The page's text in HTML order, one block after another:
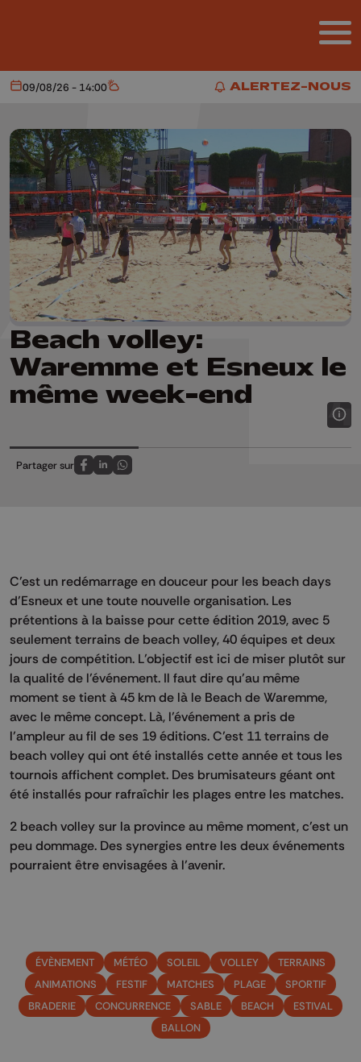
ALERTEZ-NOUS
ALERTEZ-NOUS
Aujourd'hui
09/08/26 - 14:00 Météo
Beach volley:
Waremme et Esneux le
même week-end
Partager sur
Partagez sur FaceBook
Partagez sur LinkedIn
Partagez sur Whatsapp
C’est un redémarrage en douceur pour les beach days
d’Esneux et une toute nouvelle organisation. Les
prétentions à la baisse pour cette édition 2019, avec 5
seulement terrains de beach volley, 40 équipes et deux
jours de compétition. L’objectif est ici de miser plutôt sur
la qualité de l’événement. Il faut dire qu’au même
moment se tient à 45 km de là le Beach de Waremme,
avec le même concept. Là, l’événement a pris de
l’ampleur au fil de ses 19 éditions. C’est 11 terrains de
beach volley qui ont été installés cette année et tous les
tournois affichent complet. Des brumisateurs géant ont
été installés pour rafraîchir les plages entre les matches.
2 beach volley sur la province au même moment, c’est un
peu dommage. Des synergies entre les deux événements
pourraient être envisagées à l’avenir.
ÉVÈNEMENT MÉTÉO SOLEIL VOLLEY
TERRAINS
ANIMATIONS
FESTIF MATCHES PLAGE
SPORTIF
BRADERIE
CONCURRENCE SABLE BEACH
ESTIVAL
BALLON